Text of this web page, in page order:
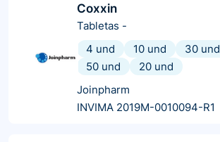
Coxxin
Tabletas -
4 und
10 und 30 und
50 und
20 und
Joinpharm
INVIMA 2019M-0010094-R1